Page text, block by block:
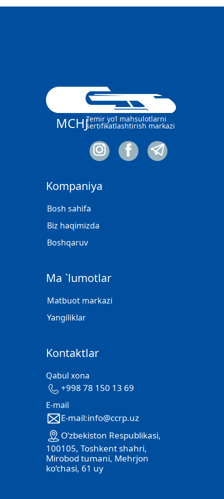
MCHJTemir yo‘l mahsulotlarni
sertifikatlashtirish markazi
Kompaniya
Bosh sahifa
Biz haqimizda
Boshqaruv
Ma `lumotlar
Matbuot markazi
Yangiliklar
Kontaktlar
Qabul xona
+998 78 150 13 69
E-mail
E-mail:info@ccrp.uz
O‘zbekiston Respublikasi,
100105, Toshkent shahri,
Mirobod tumani, Mehrjon
ko‘chasi, 61 uy